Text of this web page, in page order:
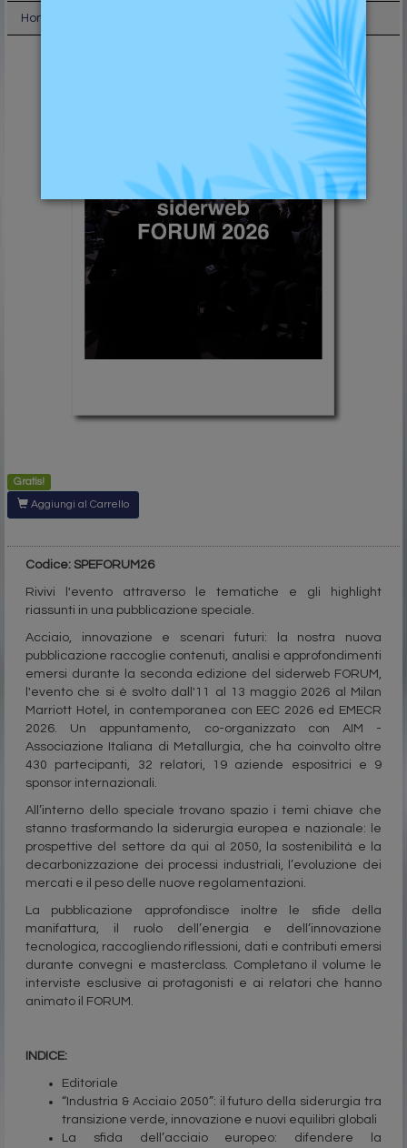
Home Speciale siderweb FORUM 2026
Gratis!
Aggiungi al Carrello
Codice: SPEFORUM26
Rivivi l'evento attraverso le tematiche e gli highlight
riassunti in una pubblicazione speciale.
Acciaio, innovazione e scenari futuri: la nostra nuova
pubblicazione raccoglie contenuti, analisi e approfondimenti
emersi durante la seconda edizione del siderweb FORUM,
l'evento che si è svolto dall'11 al 13 maggio 2026 al Milan
Marriott Hotel, in contemporanea con EEC 2026 ed EMECR
2026. Un appuntamento, co-organizzato con AIM -
Associazione Italiana di Metallurgia, che ha coinvolto oltre
430 partecipanti, 32 relatori, 19 aziende espositrici e 9
sponsor internazionali.
All’interno dello speciale trovano spazio i temi chiave che
stanno trasformando la siderurgia europea e nazionale: le
prospettive del settore da qui al 2050, la sostenibilità e la
decarbonizzazione dei processi industriali, l’evoluzione dei
mercati e il peso delle nuove regolamentazioni.
La pubblicazione approfondisce inoltre le sfide della
manifattura, il ruolo dell’energia e dell’innovazione
tecnologica, raccogliendo riflessioni, dati e contributi emersi
durante convegni e masterclass. Completano il volume le
interviste esclusive ai protagonisti e ai relatori che hanno
animato il FORUM.
INDICE:
Editoriale
“Industria & Acciaio 2050”: il futuro della siderurgia tra
transizione verde, innovazione e nuovi equilibri globali
La sfida dell’acciaio europeo: difendere la